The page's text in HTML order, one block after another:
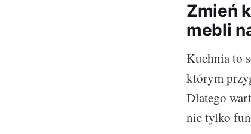
Zmień
mebli
Kuchnia to
którym
Dlatego
nie tylko